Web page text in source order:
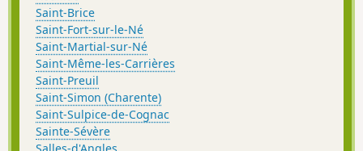
Saint-Brice
Saint-Fort-sur-le-Né
Saint-Martial-sur-Né
Saint-Même-les-Carrières
Saint-Preuil
Saint-Simon (Charente)
Saint-Sulpice-de-Cognac
Sainte-Sévère